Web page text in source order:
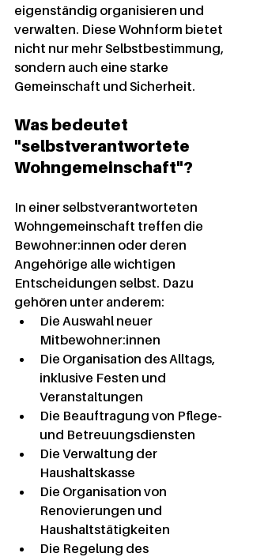
eigenständig organisieren und
verwalten. Diese Wohnform bietet
nicht nur mehr Selbstbestimmung,
sondern auch eine starke
Gemeinschaft und Sicherheit.
Was bedeutet
"selbstverantwortete
Wohngemeinschaft"?
In einer selbstverantworteten
Wohngemeinschaft treffen die
Bewohner:innen oder deren
Angehörige alle wichtigen
Entscheidungen selbst. Dazu
gehören unter anderem:
Die Auswahl neuer
Mitbewohner:innen
Die Organisation des Alltags,
inklusive Festen und
Veranstaltungen
Die Beauftragung von Pflege-
und Betreuungsdiensten
Die Verwaltung der
Haushaltskasse
Die Organisation von
Renovierungen und
Haushaltstätigkeiten
Die Regelung des